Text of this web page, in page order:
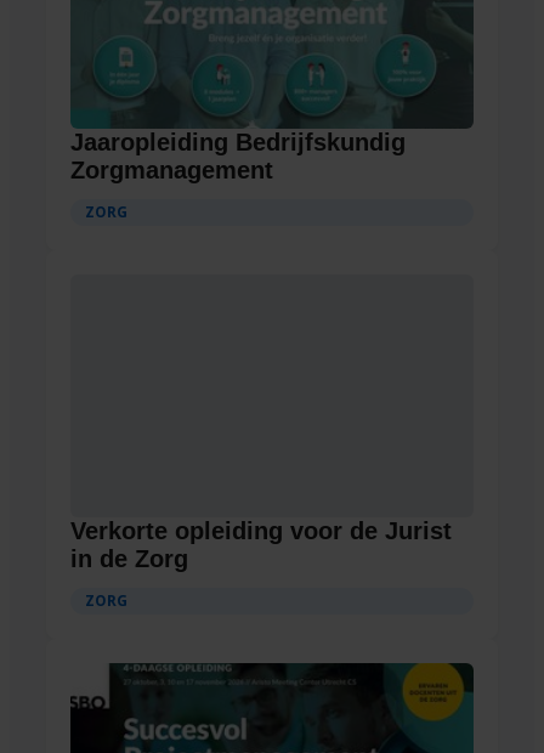
Jaaropleiding Bedrijfskundig
Zorgmanagement
ZORG
Verkorte opleiding voor de Jurist
in de Zorg
ZORG